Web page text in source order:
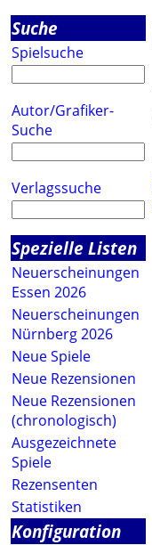
Suche
Spielsuche
Autor/Grafiker-
Suche
Verlagssuche
Spezielle Listen
Neuerscheinungen
Essen 2026
Neuerscheinungen
Nürnberg 2026
Neue Spiele
Neue Rezensionen
Neue Rezensionen
(chronologisch)
Ausgezeichnete
Spiele
Rezensenten
Statistiken
Konfiguration